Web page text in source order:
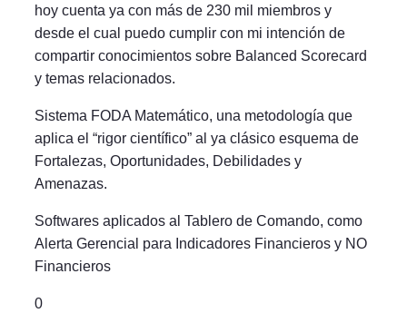
hoy cuenta ya con más de 230 mil miembros y
desde el cual puedo cumplir con mi intención de
compartir conocimientos sobre Balanced Scorecard
y temas relacionados.
Sistema FODA Matemático, una metodología que
aplica el “rigor científico” al ya clásico esquema de
Fortalezas, Oportunidades, Debilidades y
Amenazas.
Softwares aplicados al Tablero de Comando, como
Alerta Gerencial para Indicadores Financieros y NO
Financieros
0